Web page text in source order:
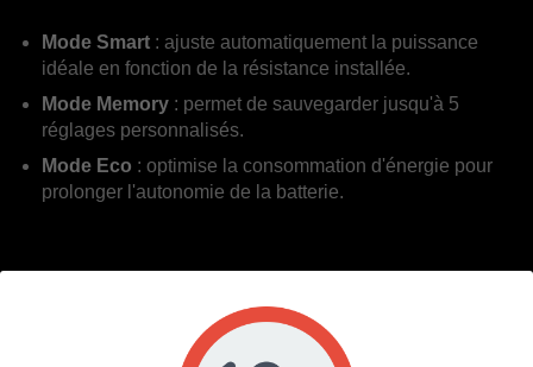
Mode Smart: ajuste automatiquement la puissance
idéale en fonction de la résistance installée.
Mode Memory: permet de sauvegarder jusqu'à 5
réglages personnalisés.
Mode Eco : optimise la consommation d'énergie pour
prolonger l'autonomie de la batterie.
CLEAROMISEUR Z SUBOHM 2021